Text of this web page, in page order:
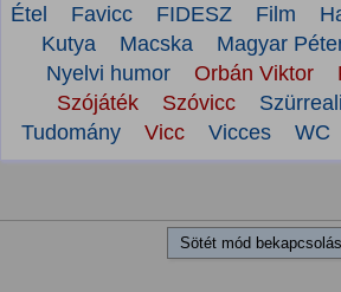
Étel
Favicc FIDESZ Film
Kutya
Macska Magyar
Nyelvi humor
Orbán Viktor
Szójáték
Szóvicc
Tudomány
Vicc Vicces WC
Sötét mód